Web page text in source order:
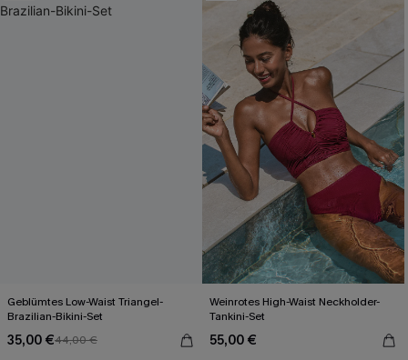
Geblümtes Low-Waist Triangel-
Brazilian-Bikini-Set
35,00 €44,00 €
Weinrotes High-Waist Neckholder-
Tankini-Set
55,00 €